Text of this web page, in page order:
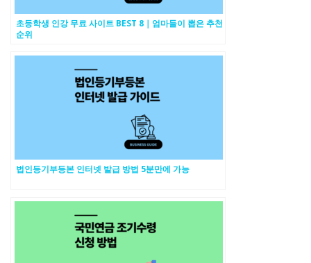
초등학생 인강 무료 사이트 BEST 8｜엄마들이 뽑은 추천
순위
법인등기부등본 인터넷 발급 방법 5분만에 가능